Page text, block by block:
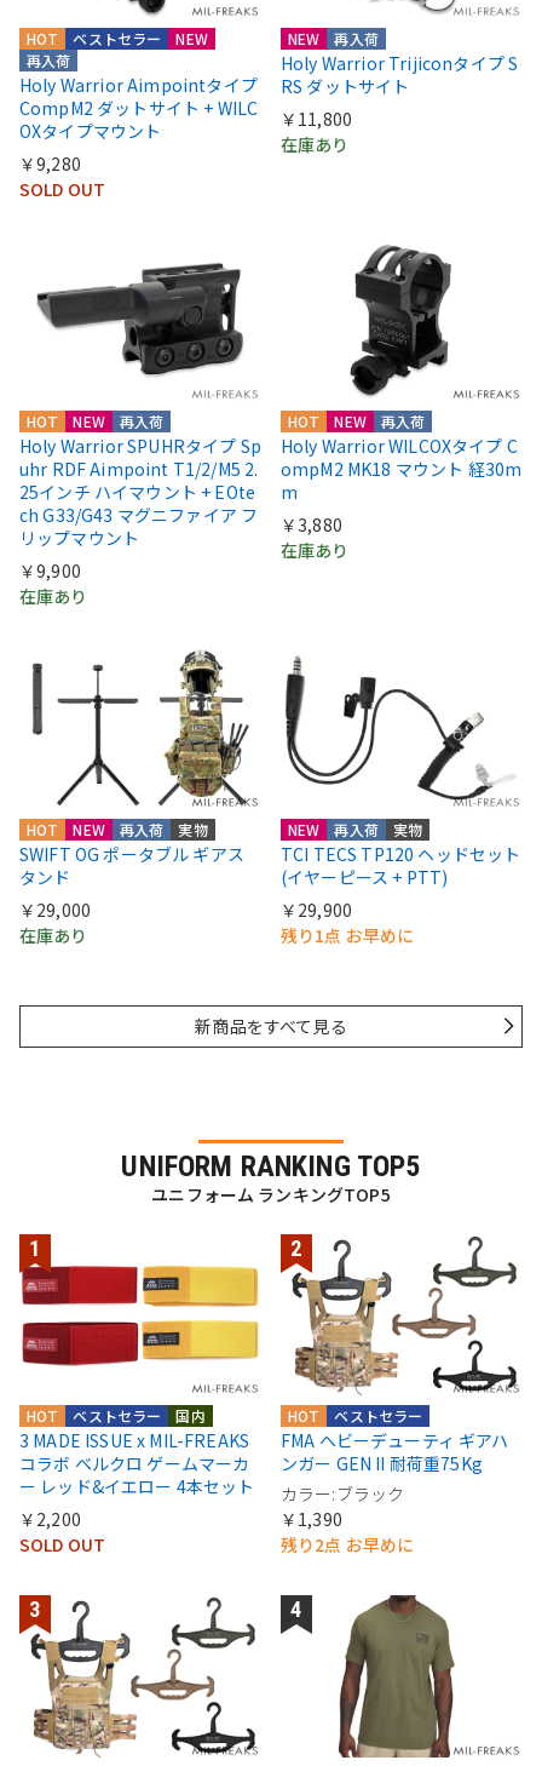
HOT
NEW
再入荷
ベストセラー
Holy Warrior Aimpointタイプ
CompM2 ダットサイト + WILC
OXタイプマウント
￥9,280
SOLD OUT
NEW 再入荷
Holy Warrior Trijiconタイプ S
RS ダットサイト
￥11,800
在庫あり
HOT NEW 再入荷
Holy Warrior SPUHRタイプ Sp
uhr RDF Aimpoint T1/2/M5 2.
25インチ ハイマウント + EOte
ch G33/G43 マグニファイア フ
リップマウント
￥9,900
在庫あり
HOT NEW 再入荷
Holy Warrior WILCOXタイプ C
ompM2 MK18 マウント 経30m
m
￥3,880
在庫あり
HOT NEW 再入荷 実物
SWIFT OG ポータブル ギアス
タンド
￥29,000
在庫あり
NEW 再入荷 実物
TCI TECS TP120 ヘッドセット
(イヤーピース + PTT)
￥29,900
残り1点 お早めに
新商品をすべて見る
UNIFORM RANKING TOP5
ユニフォーム ランキングTOP5
国内
ベストセラー
HOT
3 MADE ISSUE x MIL-FREAKS
コラボ ベルクロ ゲームマーカ
ー レッド&イエロー 4本セット
￥2,200
SOLD OUT
ベストセラー
HOT
FMA ヘビーデューティ ギアハ
ンガー GEN II 耐荷重75Kg
カラー:ブラック
￥1,390
残り2点 お早めに